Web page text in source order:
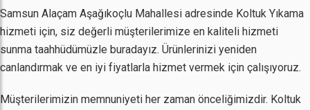
Samsun Alaçam Aşağıkoçlu Mahallesi adresinde Koltuk Yıkama
hizmeti için, siz değerli müşterilerimize en kaliteli hizmeti
sunma taahhüdümüzle buradayız. Ürünlerinizi yeniden
canlandırmak ve en iyi fiyatlarla hizmet vermek için çalışıyoruz.
Müşterilerimizin memnuniyeti her zaman önceliğimizdir. Koltuk